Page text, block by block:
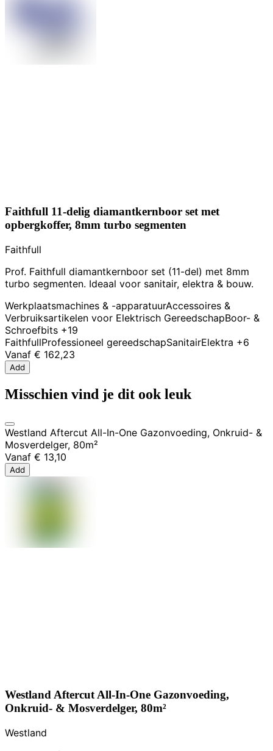
Faithfull 11-delig diamantkernboor set met
opbergkoffer, 8mm turbo segmenten
Faithfull
Prof. Faithfull diamantkernboor set (11-del) met 8mm
turbo segmenten. Ideaal voor sanitair, elektra & bouw.
Werkplaatsmachines & -apparatuurAccessoires &
Verbruiksartikelen voor Elektrisch GereedschapBoor- &
Schroefbits +19
FaithfullProfessioneel gereedschapSanitairElektra +6
Vanaf € 162,23
Add
Misschien vind je dit ook leuk
Westland Aftercut All-In-One Gazonvoeding, Onkruid- &
Mosverdelger, 80m²
Vanaf € 13,10
Add
Westland Aftercut All-In-One Gazonvoeding,
Onkruid- & Mosverdelger, 80m²
Westland